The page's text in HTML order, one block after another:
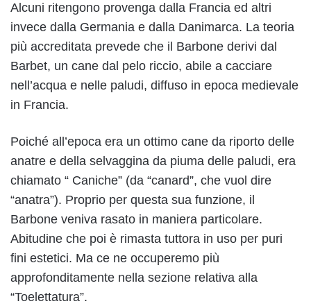
Alcuni ritengono provenga dalla Francia ed altri
invece dalla Germania e dalla Danimarca. La teoria
più accreditata prevede che il Barbone derivi dal
Barbet, un cane dal pelo riccio, abile a cacciare
nell’acqua e nelle paludi, diffuso in epoca medievale
in Francia.
Poiché all’epoca era un ottimo cane da riporto delle
anatre e della selvaggina da piuma delle paludi, era
chiamato “ Caniche” (da “canard”, che vuol dire
“anatra”). Proprio per questa sua funzione, il
Barbone veniva rasato in maniera particolare.
Abitudine che poi è rimasta tuttora in uso per puri
fini estetici. Ma ce ne occuperemo più
approfonditamente nella sezione relativa alla
“Toelettatura”.